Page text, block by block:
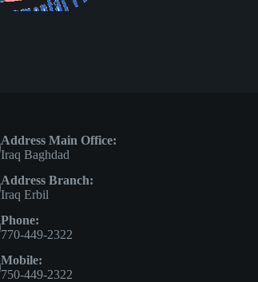
Address Main Office:
Iraq Baghdad
Address Branch:
Iraq Erbil
Phone:
770-449-2322
Mobile:
750-449-2322